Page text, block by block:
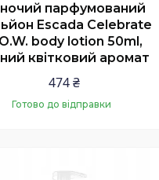
парфумований
Escada Celebrate
body lotion 50ml,
квітковий аромат
474 ₴
Готово до відправки